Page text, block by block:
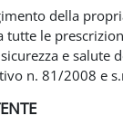
della
tutte le
e salute
n. 81/2008 e